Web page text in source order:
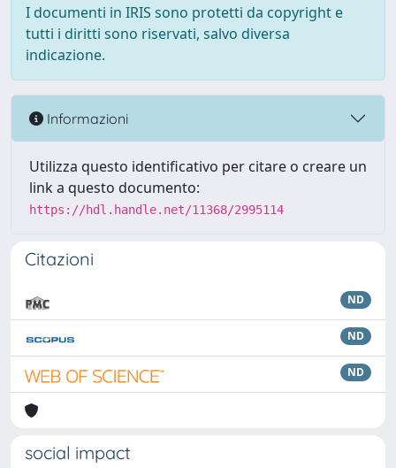
I documenti in IRIS sono protetti da copyright e
tutti i diritti sono riservati, salvo diversa
indicazione.
Informazioni
Utilizza questo identificativo per citare o creare un
link a questo documento:
https://hdl.handle.net/11368/2995114
Citazioni
ND
ND
ND
social impact